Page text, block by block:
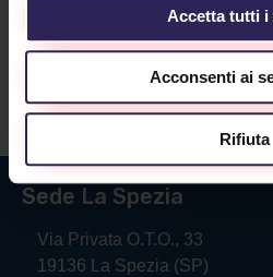
Accetta tutti i
Acconsenti ai
Rifiuta
Lavora con noi
Contatti
Sede La Spezia
Via Privata O.T.O., 33
19136 La Spezia (SP)